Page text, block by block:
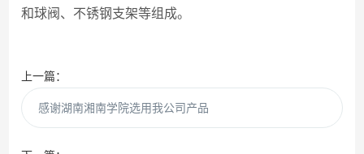
和球阀、不锈钢支架等组成。
上一篇：
感谢湖南湘南学院选用我公司产品